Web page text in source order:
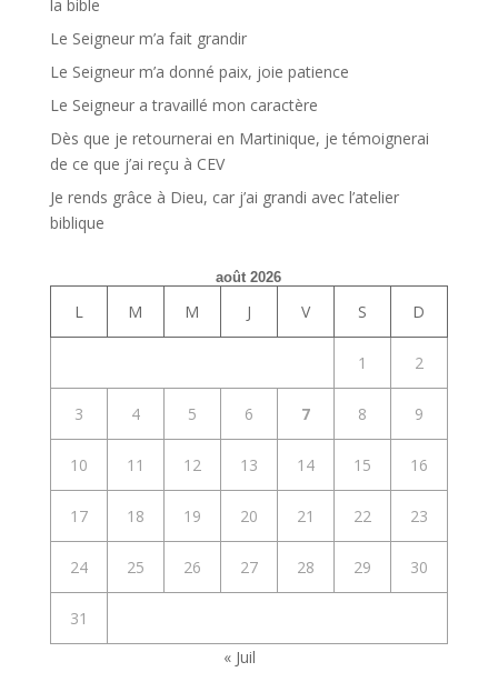
la bible
Le Seigneur m’a fait grandir
Le Seigneur m’a donné paix, joie patience
Le Seigneur a travaillé mon caractère
Dès que je retournerai en Martinique, je témoignerai
de ce que j’ai reçu à CEV
Je rends grâce à Dieu, car j’ai grandi avec l’atelier
biblique
août 2026
L M M J V S D
1 2
3 4 5 6 7 8 9
10 11 12 13 14 15 16
17 18 19 20 21 22 23
24 25 26 27 28 29 30
31
« Juil